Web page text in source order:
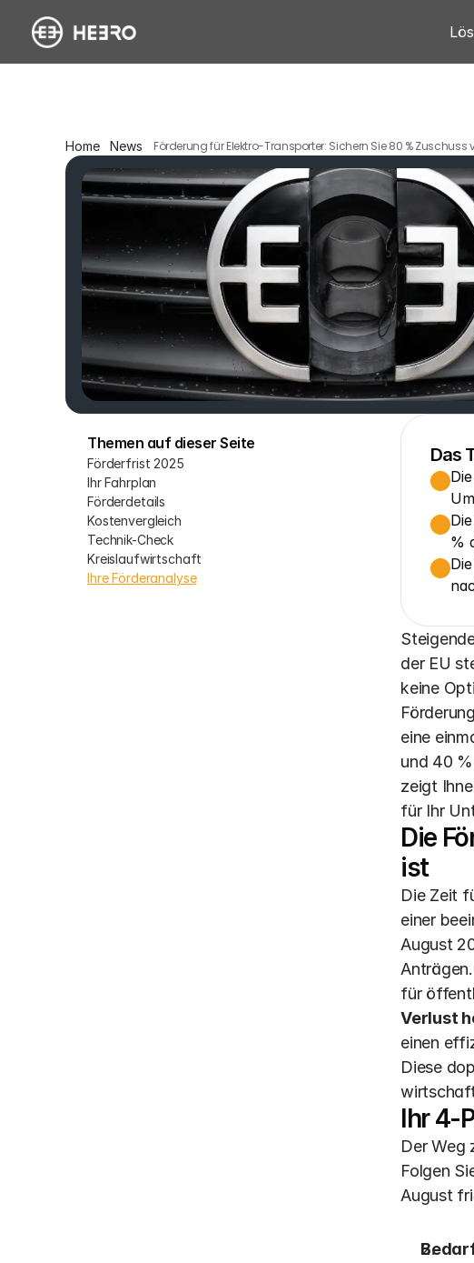
Home News Förderung für Elektro-Transporter: Sichern Sie 80 % Zuschuss
Themen auf dieser Seite
Förderfrist 2025
Ihr Fahrplan
Förderdetails
Kostenvergleich
Technik-Check
Kreislaufwirtschaft
Ihre Förderanalyse
Das
%
der EU
keine
eine
und 40
zeigt
für Ihr
Die
ist
Die Zeit
einer
August
für
Verlust
einen
Diese
Ihr 4-
Der Weg
Folgen
August